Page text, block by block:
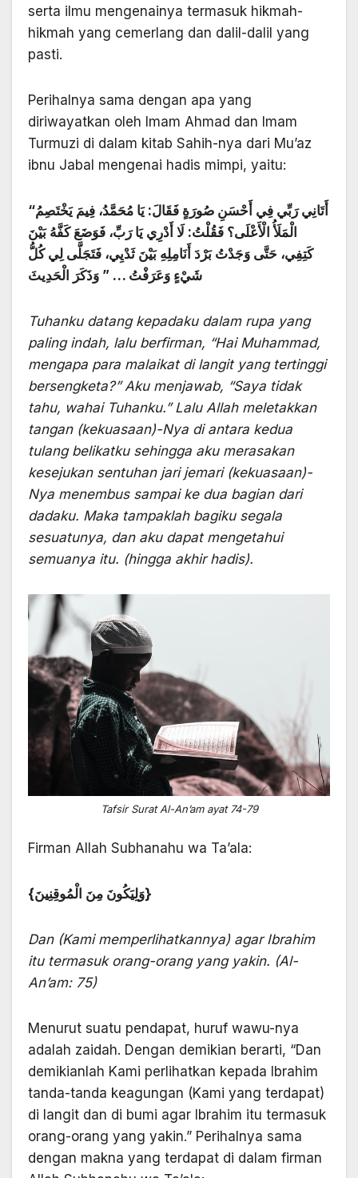
serta ilmu mengenainya termasuk hikmah-
hikmah yang cemerlang dan dalil-dalil yang
pasti.
Perihalnya sama dengan apa yang
diriwayatkan oleh Imam Ahmad dan Imam
Turmuzi di dalam kitab Sahih-nya dari Mu’az
ibnu Jabal mengenai hadis mimpi, yaitu:
“أَتَانِي رَبِّي فِي أَحْسَنِ صُورَةٍ فَقَالَ: يَا مُحَمَّدُ، فِيمَ يَخْتَصِمُ
الْمَلَأُ الْأَعْلَى؟ فَقُلْتُ: لَا أَدْرِي يَا رَبِّ، فَوَضَعَ كَفَّهُ بَيْنَ
كَتِفِي، حَتَّى وَجَدْتُ بَرْدَ أَنَامِلِهِ بَيْنَ ثَدْيِي، فَتَجَلَّى لِي كُلُّ
شَيْءٍ وَعَرَفْتُ … ” وَذَكَرَ الْحَدِيثَ
Tuhanku datang kepadaku dalam rupa yang
paling indah, lalu berfirman, “Hai Muhammad,
mengapa para malaikat di langit yang tertinggi
bersengketa?” Aku menjawab, “Saya tidak
tahu, wahai Tuhanku.” Lalu Allah meletakkan
tangan (kekuasaan)-Nya di antara kedua
tulang belikatku sehingga aku merasakan
kesejukan sentuhan jari jemari (kekuasaan)-
Nya menembus sampai ke dua bagian dari
dadaku. Maka tampaklah bagiku segala
sesuatunya, dan aku dapat mengetahui
semuanya itu. (hingga akhir hadis).
Tafsir Surat Al-An’am ayat 74-79
Firman Allah Subhanahu wa Ta’ala:
{وَلِيَكُونَ مِنَ الْمُوقِنِينَ}
Dan (Kami memperlihatkannya) agar Ibrahim
itu termasuk orang-orang yang yakin. (Al-
An’am: 75)
Menurut suatu pendapat, huruf wawu-nya
adalah zaidah. Dengan demikian berarti, “Dan
demikianlah Kami perlihatkan kepada Ibrahim
tanda-tanda keagungan (Kami yang terdapat)
di langit dan di bumi agar Ibrahim itu termasuk
orang-orang yang yakin.” Perihalnya sama
dengan makna yang terdapat di dalam firman